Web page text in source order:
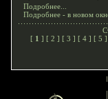
Подробнее...
Подробнее - в новом
[ 1 ] [ 2 ] [ 3 ] [ 4 ] [ 5 ]